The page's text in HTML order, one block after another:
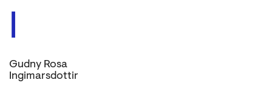
I
Gudny Rosa
Ingimarsdottir